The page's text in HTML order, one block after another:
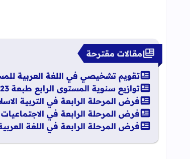
مقالات مقترحة
تقويم تشخيصي في اللغة العربية للمستويات 4 + 5 +
توازيع سنوية المستوى الرابع طبعة 2023-2024
فرض المرحلة الرابعة في التربية الاسلامية
فرض المرحلة الرابعة في الاجتماعيات
فرض المرحلة الرابعة في اللغة العربية